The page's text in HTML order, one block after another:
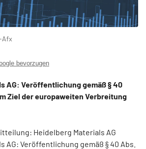
Afx
bevorzugen
AG: Veröffentlichung gemäß § 40
Ziel der europaweiten Verbreitung
Heidelberg Materials AG
AG: Veröffentlichung gemäß § 40 Abs.